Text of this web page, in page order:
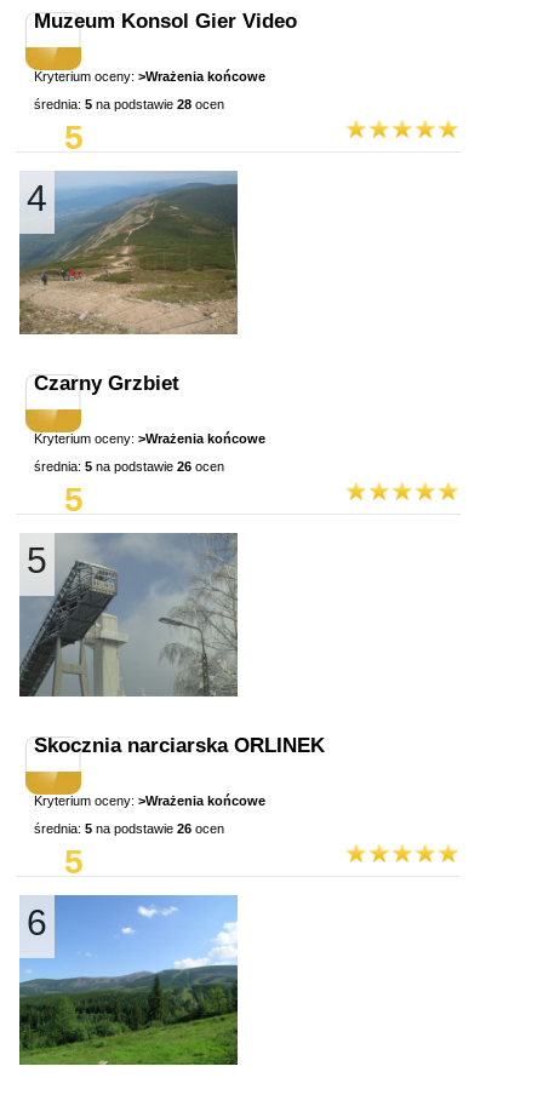
Muzeum Konsol Gier Video
Kryterium oceny: >Wrażenia końcowe
średnia: 5 na podstawie 28 ocen
5
4
Czarny Grzbiet
Kryterium oceny: >Wrażenia końcowe
średnia: 5 na podstawie 26 ocen
5
5
Skocznia narciarska ORLINEK
Kryterium oceny: >Wrażenia końcowe
średnia: 5 na podstawie 26 ocen
5
6